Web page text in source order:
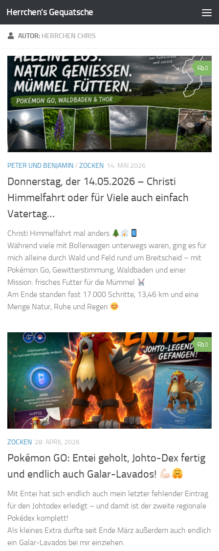
Zum Inhalt springen
Herrchen's Gequatsche
AUTOR: HERRCHEN CHRIS
0
PETER UND BENJAMIN/ ZOCKEN 14. MAI 2026
Donnerstag, der 14.05.2026 – Christi
Himmelfahrt oder für Viele auch einfach
Vatertag…
Christi Himmelfahrt mal anders
Während viele mit Bollerwagen unterwegs waren, ging es für
mich alleine durch Wald und Feld rund um Breitscheid – mit
Pokémon Go, Gewitterstimmung, Waldbaden und einer
Mission: frisches Futter für die Mümmel
Am Ende standen fast 17.000 Schritte, 13,46 km und eine
Menge Natur, Ruhe und Regen
0
ZOCKEN 28. APRIL 2026
Pokémon GO: Entei geholt, Johto-Dex fertig
und endlich auch Galar-Lavados!
Mit Entei hat sich endlich auch mein letzter fehlender Eintrag
für den Johtodex erledigt – und damit ist der zweite regionale
Pokédex komplett!
Als kleines Extra durfte seit Ende März außerdem auch endlich
ein Galar-Lavados bei mir einziehen.